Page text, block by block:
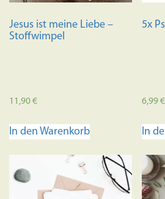
Jesus ist meine Liebe –
Stoffwimpel
11,90€
In den Warenkorb
5x
6,99€
In